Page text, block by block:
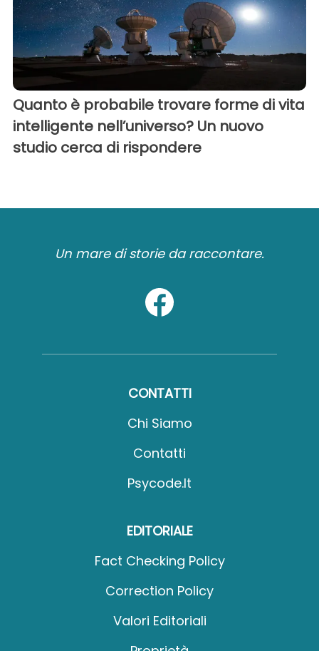
Quanto è probabile trovare forme di vita
intelligente nell’universo? Un nuovo
studio cerca di rispondere
Un mare di storie da raccontare.
CONTATTI
Chi Siamo
Contatti
Psycode.it
EDITORIALE
Fact Checking Policy
Correction Policy
Valori Editoriali